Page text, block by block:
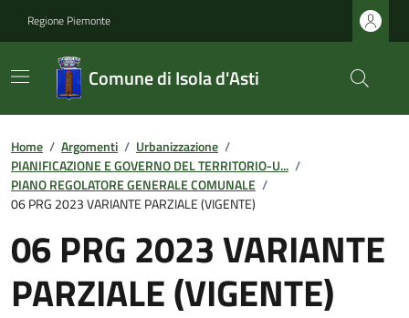
Regione Piemonte
Comune di Isola d'Asti
Home / Argomenti / Urbanizzazione /
PIANIFICAZIONE E GOVERNO DEL TERRITORIO-U... /
PIANO REGOLATORE GENERALE COMUNALE /
06 PRG 2023 VARIANTE PARZIALE (VIGENTE)
06 PRG 2023 VARIANTE
PARZIALE (VIGENTE)